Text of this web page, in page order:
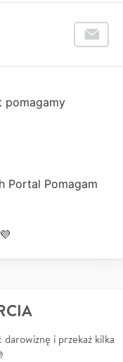
pomagamy
Portal Pomagam
darowiznę i przekaż kilka